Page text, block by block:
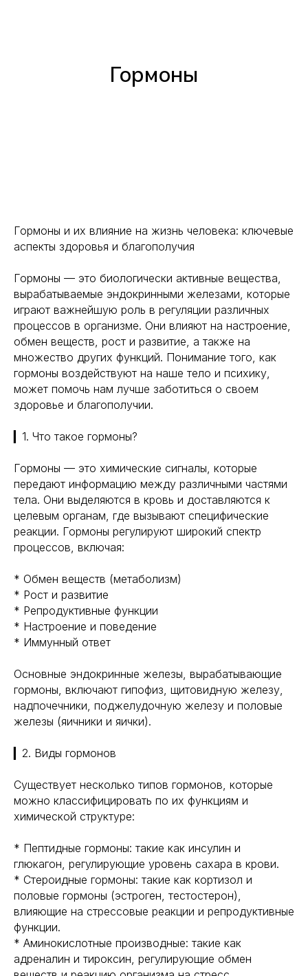
Гормоны
Гормоны и их влияние на жизнь человека: ключевые
аспекты здоровья и благополучия
Гормоны — это биологически активные вещества,
вырабатываемые эндокринными железами, которые
играют важнейшую роль в регуляции различных
процессов в организме. Они влияют на настроение,
обмен веществ, рост и развитие, а также на
множество других функций. Понимание того, как
гормоны воздействуют на наше тело и психику,
может помочь нам лучше заботиться о своем
здоровье и благополучии.
▎1. Что такое гормоны?
Гормоны — это химические сигналы, которые
передают информацию между различными частями
тела. Они выделяются в кровь и доставляются к
целевым органам, где вызывают специфические
реакции. Гормоны регулируют широкий спектр
процессов, включая:
* Обмен веществ (метаболизм)
* Рост и развитие
* Репродуктивные функции
* Настроение и поведение
* Иммунный ответ
Основные эндокринные железы, вырабатывающие
гормоны, включают гипофиз, щитовидную железу,
надпочечники, поджелудочную железу и половые
железы (яичники и яички).
▎2. Виды гормонов
Существует несколько типов гормонов, которые
можно классифицировать по их функциям и
химической структуре:
* Пептидные гормоны: такие как инсулин и
глюкагон, регулирующие уровень сахара в крови.
* Стероидные гормоны: такие как кортизол и
половые гормоны (эстроген, тестостерон),
влияющие на стрессовые реакции и репродуктивные
функции.
* Аминокислотные производные: такие как
адреналин и тироксин, регулирующие обмен